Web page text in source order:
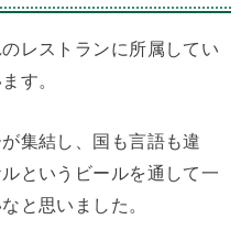
レストランに所属してい
す。
集結し、国も言語も違
というビールを通して一
と思いました。